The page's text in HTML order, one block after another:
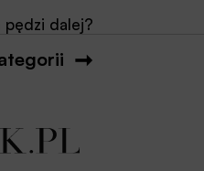
pędzi dalej?